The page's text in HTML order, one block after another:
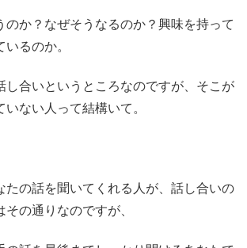
のか？なぜそうなるのか？興味を持って
るのか。
し合いというところなのですが、そこが
いない人って結構いて。
たの話を聞いてくれる人が、話し合いの
の通りなのですが、